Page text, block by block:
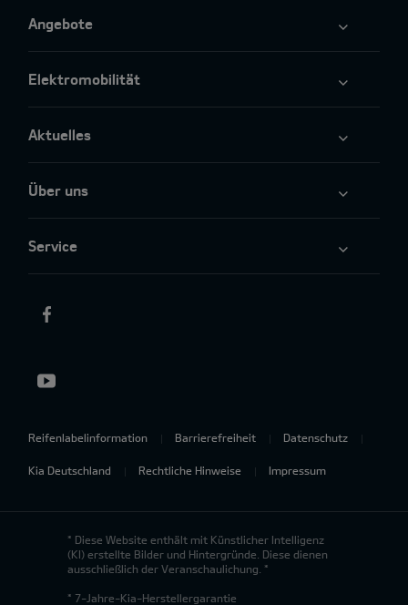
Angebote
Elektromobilität
Aktuelles
Über uns
Service
Reifenlabelinformation Barrierefreiheit Datenschutz
Kia Deutschland Rechtliche Hinweise Impressum
* Diese Website enthält mit Künstlicher Intelligenz
(KI) erstellte Bilder und Hintergründe. Diese dienen
ausschließlich der Veranschaulichung. *
* 7-Jahre-Kia-Herstellergarantie